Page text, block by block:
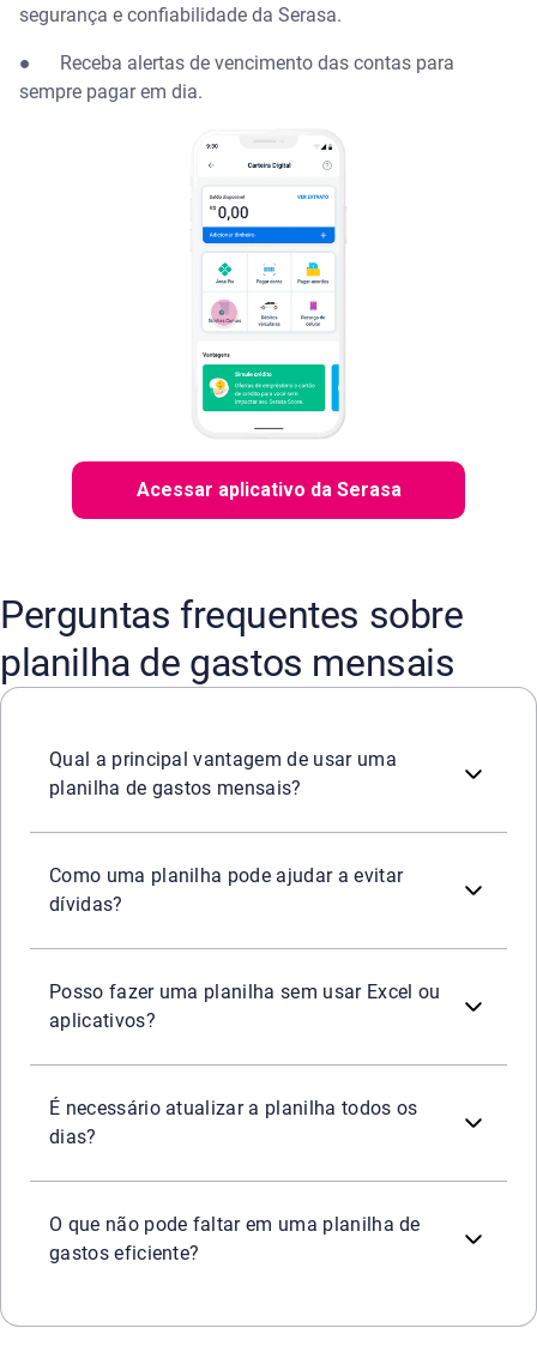
segurança e confiabilidade da Serasa.
● Receba alertas de vencimento das contas para
sempre pagar em dia.
Acessar aplicativo da Serasa
Perguntas frequentes sobre
planilha de gastos mensais
Qual a principal vantagem de usar uma
planilha de gastos mensais?
Como uma planilha pode ajudar a evitar
dívidas?
Posso fazer uma planilha sem usar Excel ou
aplicativos?
É necessário atualizar a planilha todos os
dias?
O que não pode faltar em uma planilha de
gastos eficiente?